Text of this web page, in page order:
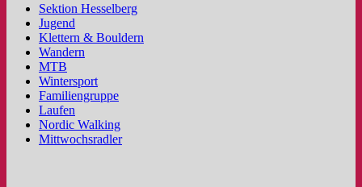
Sektion Hesselberg
Jugend
Klettern & Bouldern
Wandern
MTB
Wintersport
Familiengruppe
Laufen
Nordic Walking
Mittwochsradler